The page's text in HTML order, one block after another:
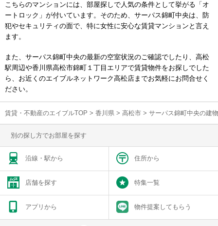
こちらのマンションには、部屋探しで人気の条件として挙がる「オ
ートロック」が付いています。そのため、サーパス錦町中央は、防
犯やセキュリティの面で、特に女性に安心な賃貸マンションと言え
ます。
また、サーパス錦町中央の最新の空室状況のご確認でしたり、高松
駅周辺や香川県高松市錦町１丁目エリアで賃貸物件をお探しでした
ら、お近くのエイブルネットワーク高松店までお気軽にお問合せく
ださい。
賃貸・不動産のエイブルTOP > 香川県 > 高松市 > サーパス錦町中央の建
別の探し方でお部屋を探す
沿線・駅から 住所から
店舗を探す 特集一覧
アプリから 物件提案してもらう